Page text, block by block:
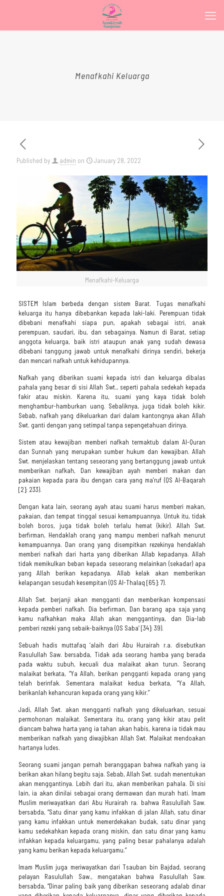
Menafkahi Keluarga
Published by admin on January 28, 2022
Menafkahi-Keluarga
SISTEM Islam berbeda dengan sistem Barat. Tugas menafkahi
keluarga itu hanya dibebankan kepada laki-laki. Perempuan tidak
dibebani menafkahi siapa pun, apakah sebagai istri, anak
perempuan, saudari, ibu, dan sebagainya. Namun di Barat, setiap
anggota keluarga, baik istri ataupun anak yang sudah dewasa
dibebani tanggung jawab untuk menafkahi dirinya sendiri, bekerja
dan mencari nafkah untuk kehidupannya.
Nafkah yang diberikan suami kepada istri dan keluarga dibalas
pahala yang besar di sisi Allah Swt., seperti pahala sedekah kepada
fakir atau miskin. Karena itu, suami yang kaya tidak boleh
menghambur-hamburkan uang. Sebaliknya, juga tidak boleh kikir.
Sebab, nafkah yang dikeluarkan dari dalam kantongnya akan Allah
Swt. ganti dengan yang setimpal tanpa sepengetahuan dirinya.
Sistem atau kewajiban memberi nafkah termaktub dalam Al-Quran
dan Sunnah yang merupakan sumber hukum dan kewajiban. Allah
Swt. menjelaskan tentang seseorang yang bertanggung jawab untuk
memberikan nafkah, Dan kewajiban ayah memberi makan dan
pakaian kepada para ibu dengan cara yang ma’ruf (QS Al-Baqarah
[2]: 233).
Dengan kata lain, seorang ayah atau suami harus memberi makan,
pakaian, dan tempat tinggal sesuai kemampuannya. Untuk itu, tidak
boleh boros, juga tidak boleh terlalu hemat (kikir). Allah Swt.
berfirman, Hendaklah orang yang mampu memberi nafkah menurut
kemampuannya. Dan orang yang disempitkan rezekinya hendaklah
memberi nafkah dari harta yang diberikan Allab kepadanya. Allah
tidak memikulkan beban kepada seseorang melainkan (sekadar) apa
yang Allah berikan kepadanya. Allab kelak akan memberikan
kelapangan sesudah kesempitan (QS Al-Thalaq [65]: 7).
Allah Swt. berjanji akan mengganti dan memberikan kompensasi
kepada pemberi nafkah. Dia berfirman, Dan barang apa saja yang
kamu nafkahkan maka Allah akan menggantinya, dan Dia-lab
pemberi rezeki yang sebaik-baiknya (QS Saba’ [34]: 39).
Sebuah hadis muttafaq ‘alaih dari Abu Hurairah r.a. disebutkan
Rasulullah Saw. bersabda, Tidak ada seorang hamba yang berada
pada waktu subuh, kecuali dua malaikat akan turun. Seorang
malaikat berkata, “Ya Allah, berikan pengganti kepada orang yang
telah berinfak. Sementara malaikat kedua berkata, “Ya Allah,
berikanlah kehancuran kepada orang yang kikir.”
Jadi, Allah Swt. akan mengganti nafkah yang dikeluarkan, sesuai
permohonan malaikat. Sementara itu, orang yang kikir atau pelit
diancam bahwa harta yang ia tahan akan habis, karena ia tidak mau
memberikan nafkah yang diwajibkan Allah Swt. Malaikat mendoakan
hartanya ludes.
Seorang suami jangan pernah beranggapan bahwa nafkah yang ia
berikan akan hilang begitu saja. Sebab, Allah Swt. sudah menentukan
akan menggantinya. Lebih dari itu, akan memberikan pahala. Di sisi
lain, ia akan dinilai sebagai orang dermawan dan murah hati. Imam
Muslim meriwayatkan dari Abu Hurairah ra. bahwa Rasulullah Saw.
bersabda, “Satu dinar yang kamu infakkan di jalan Allah, satu dinar
yang kamu infakkan untuk memerdekakan budak, satu dinar yang
kamu sedekahkan kepada orang miskin, dan satu dinar yang kamu
infakkan kepada keluargamu, yang paling besar pahalanya adalah
yang kamu berikan kepada keluargamu.”
Imam Muslim juga meriwayatkan dari Tsauban bin Bajdad, seorang
pelayan Rasulullah Saw., mengatakan bahwa Rasulullah Saw.
bersabda, “Dinar paling baik yang diberikan seseorang adalab dinar